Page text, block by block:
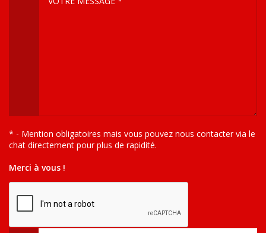
* - Mention obligatoires mais vous pouvez nous contacter via le
chat directement pour plus de rapidité.
Merci à vous !